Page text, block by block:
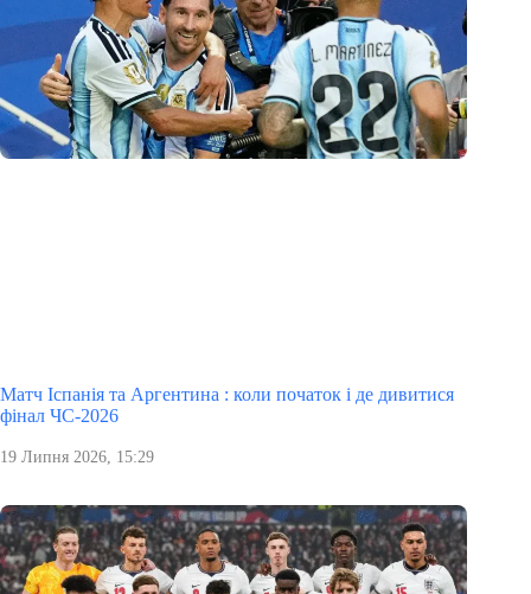
Матч Іспанія та Аргентина : коли початок і де дивитися
фінал ЧС-2026
19 Липня 2026, 15:29